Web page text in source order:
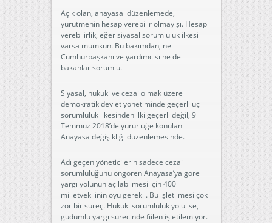
Açık olan, anayasal düzenlemede,
yürütmenin hesap verebilir olmayışı. Hesap
verebilirlik, eğer siyasal sorumluluk ilkesi
varsa mümkün. Bu bakımdan, ne
Cumhurbaşkanı ve yardımcısı ne de
bakanlar sorumlu.
Siyasal, hukuki ve cezai olmak üzere
demokratik devlet yönetiminde geçerli üç
sorumluluk ilkesinden ilki geçerli değil, 9
Temmuz 2018’de yürürlüğe konulan
Anayasa değişikliği düzenlemesinde.
Adı geçen yöneticilerin sadece cezai
sorumluluğunu öngören Anayasa’ya göre
yargı yolunun açılabilmesi için 400
milletvekilinin oyu gerekli. Bu işletilmesi çok
zor bir süreç. Hukuki sorumluluk yolu ise,
güdümlü yargı sürecinde fiilen işletilemiyor.